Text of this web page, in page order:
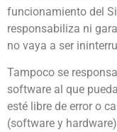
funcionamiento del
responsabiliza ni
no vaya a ser
Tampoco se
software al que
esté libre de error o
(software y